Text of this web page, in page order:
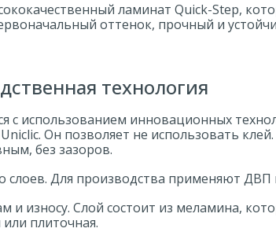
ламинат Quick-Step,
оттенок, прочный и
технология
с использованием инновационных
Он позволяет не использовать
без зазоров.
слоев. Для производства применяют
Слой состоит из меламина,
плиточная.